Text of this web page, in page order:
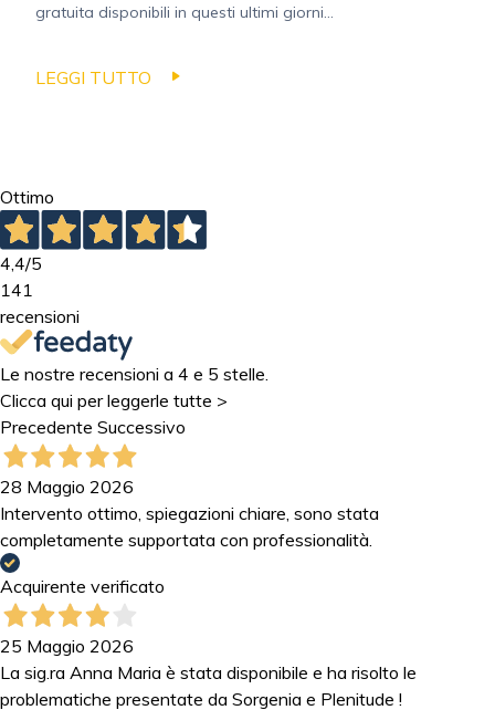
gratuita disponibili in questi ultimi giorni...
LEGGI TUTTO
Ottimo
4,4/5
141
recensioni
Le nostre recensioni a 4 e 5 stelle.
Clicca qui per leggerle tutte >
Precedente Successivo
28 Maggio 2026
Intervento ottimo, spiegazioni chiare, sono stata
completamente supportata con professionalità.
Acquirente verificato
25 Maggio 2026
La sig.ra Anna Maria è stata disponibile e ha risolto le
problematiche presentate da Sorgenia e Plenitude !